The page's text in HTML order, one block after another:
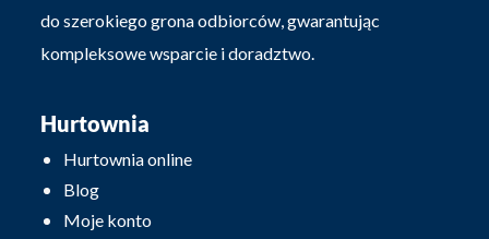
do szerokiego grona odbiorców, gwarantując
kompleksowe wsparcie i doradztwo.
Hurtownia
Hurtownia online
Blog
Moje konto